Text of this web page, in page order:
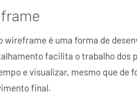
wireframe é uma forma de
facilita o trabalho dos
e visualizar, mesmo que de
final.